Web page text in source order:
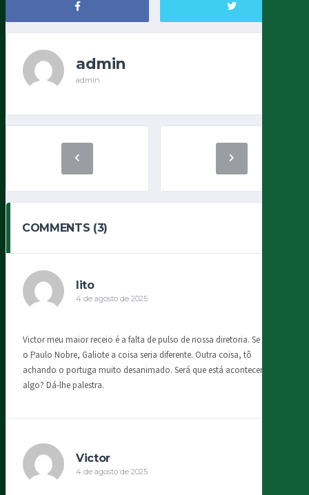
admin
admin
COMMENTS (3)
lito
4 de agosto de 2025
Victor meu maior receio é a falta de pulso de nossa diretoria. Se fosse
o Paulo Nobre, Galiote a coisa seria diferente. Outra coisa, tô
achando o portuga muito desanimado. Será que está acontecendo
algo? Dá-lhe palestra.
Victor
4 de agosto de 2025